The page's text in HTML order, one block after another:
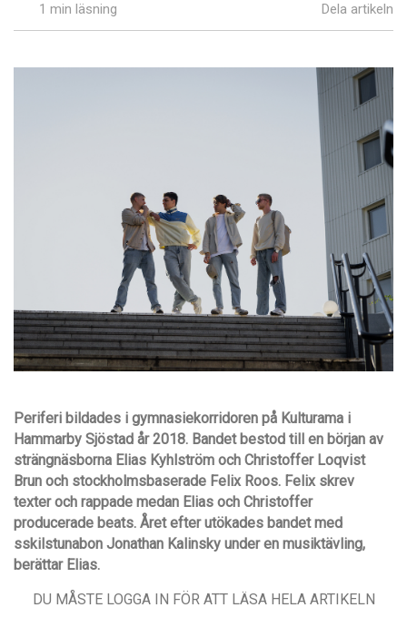
1 min läsning Dela artikeln
Periferi bildades i gymnasiekorridoren på Kulturama i
Hammarby Sjöstad år 2018. Bandet bestod till en början av
strängnäsborna Elias Kyhlström och Christoffer Loqvist
Brun och stockholmsbaserade Felix Roos. Felix skrev
texter och rappade medan Elias och Christoffer
producerade beats. Året efter utökades bandet med
sskilstunabon Jonathan Kalinsky under en musiktävling,
berättar Elias.
DU MÅSTE LOGGA IN FÖR ATT LÄSA HELA ARTIKELN